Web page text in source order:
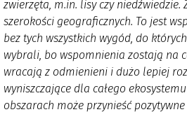
zwierzęta, m.in. lisy czy
szerokości geograficznych. To jest
bez tych wszystkich wygód, do
wybrali, bo wspomnienia zostają na
wracają z odmienieni i dużo lepiej
wyniszczające dla całego
obszarach może przynieść